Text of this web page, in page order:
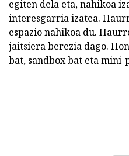
egiten dela eta, nahikoa
interesgarria izatea.
espazio nahikoa du.
jaitsiera berezia dago.
bat, sandbox bat eta